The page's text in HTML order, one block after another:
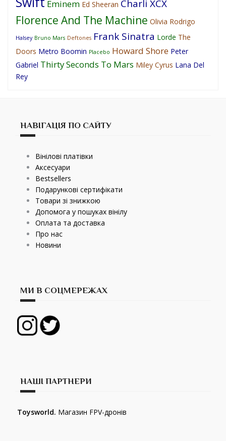
Eminem Ed Sheeran Charli XCX
Florence And The Machine Olivia Rodrigo
Halsey Bruno Mars Deftones Frank Sinatra Lorde The
Doors Metro Boomin Placebo Howard Shore Peter
Gabriel Thirty Seconds To Mars Miley Cyrus Lana Del
Rey
НАВІГАЦІЯ ПО САЙТУ
Вінілові платівки
Аксесуари
Bestsellers
Подарункові сертифікати
Товари зі знижкою
Допомога у пошуках вінілу
Оплата та доставка
Про нас
Новини
МИ В СОЦМЕРЕЖАХ
НАШІ ПАРТНЕРИ
Toysworld. Магазин FPV-дронів